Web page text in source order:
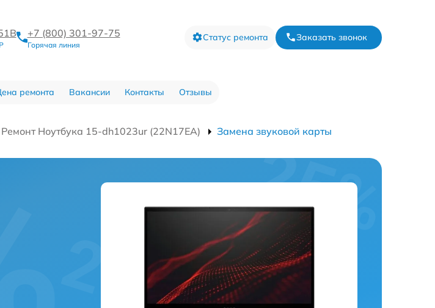
+7 (800) 301-97-75
Горячая линия
Статус ремонта Заказать звонок
ремонта Вакансии Контакты Отзывы
Ремонт Ноутбука 15-dh1023ur (22N17EA) Замена звуковой карты